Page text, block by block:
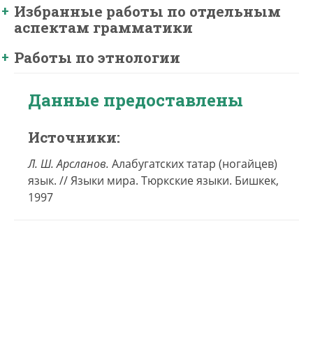
Избранные работы по отдельным
аспектам грамматики
Работы по этнологии
Данные предоставлены
Источники:
Л. Ш. Арсланов. Алабугатских татар (ногайцев)
язык. // Языки мира. Тюркские языки. Бишкек,
1997